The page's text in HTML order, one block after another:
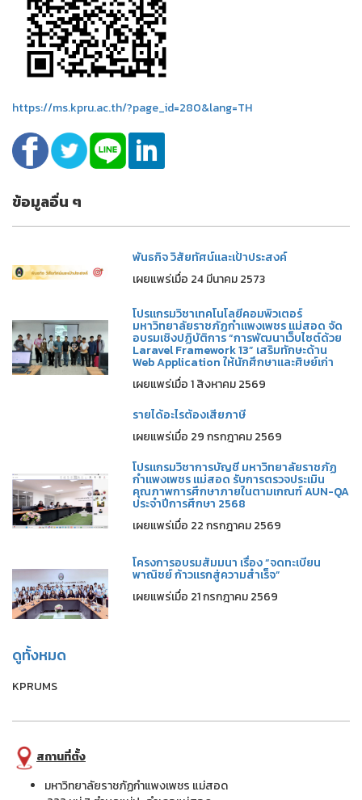
https://ms.kpru.ac.th/?page_id=280&lang=TH
ข้อมูลอื่น ๆ
พันธกิจ วิสัยทัศน์และเป้าประสงค์
เผยแพร่เมื่อ 24 มีนาคม 2573
โปรแกรมวิชาเทคโนโลยีคอมพิวเตอร์
มหาวิทยาลัยราชภัฏกำแพงเพชร แม่สอด จัด
อบรมเชิงปฏิบัติการ “การพัฒนาเว็บไซต์ด้วย
Laravel Framework 13” เสริมทักษะด้าน
Web Application ให้นักศึกษาและศิษย์เก่า
เผยแพร่เมื่อ 1 สิงหาคม 2569
รายได้อะไรต้องเสียภาษี
เผยแพร่เมื่อ 29 กรกฎาคม 2569
โปรแกรมวิชาการบัญชี มหาวิทยาลัยราชภัฏ
กำแพงเพชร แม่สอด รับการตรวจประเมิน
คุณภาพการศึกษาภายในตามเกณฑ์ AUN-QA
ประจำปีการศึกษา 2568
เผยแพร่เมื่อ 22 กรกฎาคม 2569
โครงการอบรมสัมมนา เรื่อง “จดทะเบียน
พาณิชย์ ก้าวแรกสู่ความสำเร็จ”
เผยแพร่เมื่อ 21 กรกฎาคม 2569
ดูทั้งหมด
KPRUMS
สถานที่ตั้ง
มหาวิทยาลัยราชภัฏกำแพงเพชร แม่สอด